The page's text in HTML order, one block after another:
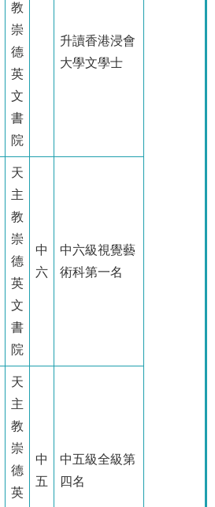
教
崇
德
英
文
書
院
升讀香港浸會
大學文學士
天
主
教
崇
德
英
文
書
院
中
六
中六級視覺藝
術科第一名
天
主
教
崇
德
英
中
五
中五級全級第
四名